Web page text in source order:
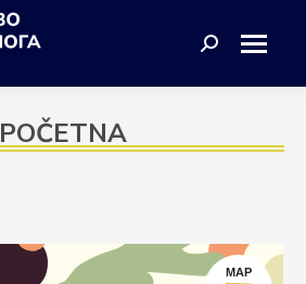
Search:
POČETNA
МАР